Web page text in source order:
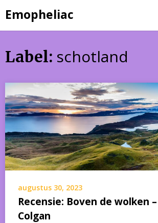
to
content
Emopheliac
Label: schotland
augustus 30, 2023
Recensie: Boven de wolken
Colgan